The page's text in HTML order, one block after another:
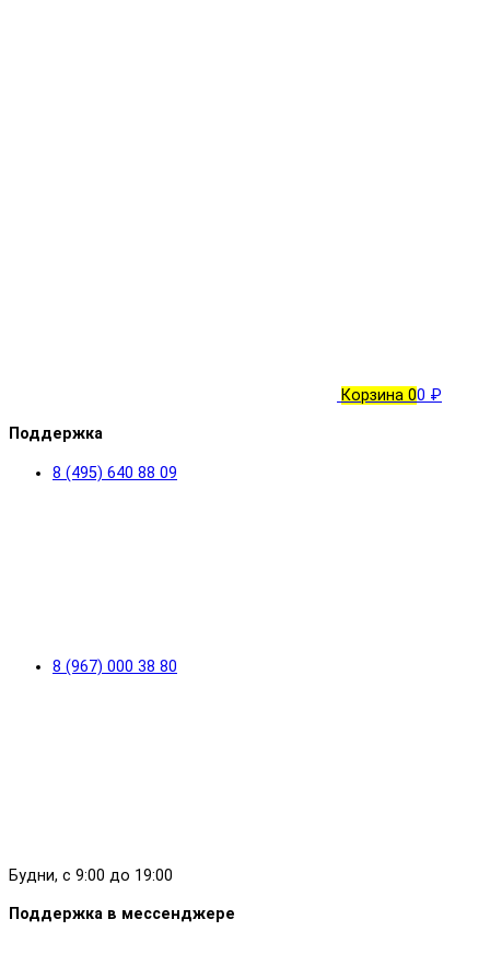
Корзина 00 ₽
Поддержка
8 (495) 640 88 09
8 (967) 000 38 80
Будни, с 9:00 до 19:00
Поддержка в мессенджере